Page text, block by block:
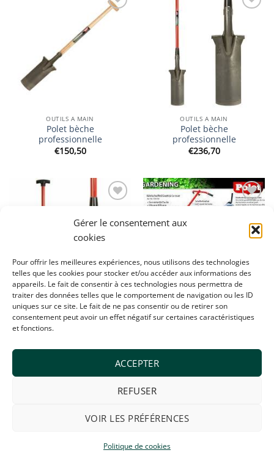
Gérer le consentement aux
cookies
Pour offrir les meilleures expériences, nous utilisons des technologies
telles que les cookies pour stocker et/ou accéder aux informations des
appareils. Le fait de consentir à ces technologies nous permettra de
traiter des données telles que le comportement de navigation ou les ID
uniques sur ce site. Le fait de ne pas consentir ou de retirer son
consentement peut avoir un effet négatif sur certaines caractéristiques
et fonctions.
ACCEPTER
REFUSER
VOIR LES PRÉFÉRENCES
Politique de cookies
Ajouter
OUTILS A MAIN
Polet bèche
professionnelle
€150,50
wishlist
OUTILS A MAIN
Polet bèche
professionnelle
€236,70
wishlist
OUTILS A MAIN
Polet bèche de plantation
professionnelle
Ajouter
wishlist
OUTILS A MAIN
Polet Grattoir a roue
€321,70
© 2026 SOMAGRI - BE 402.581.177 - Tous Droits Réservés